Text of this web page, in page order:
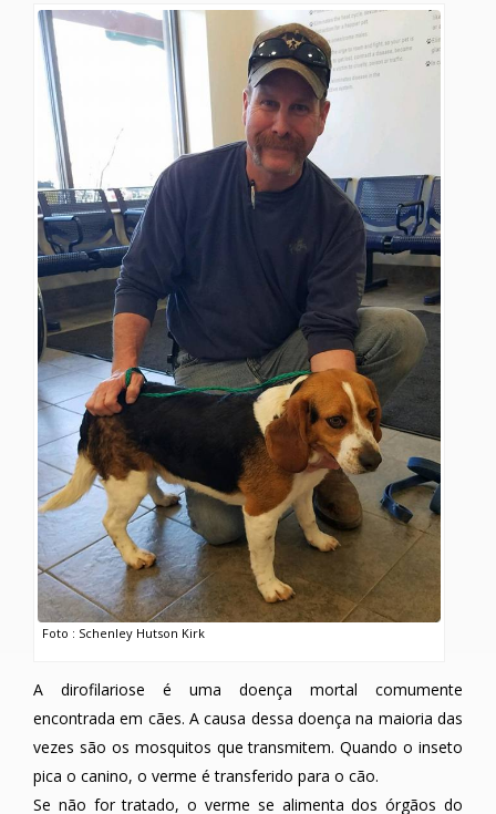
Foto : Schenley Hutson Kirk
A dirofilariose é uma doença mortal comumente
encontrada em cães. A causa dessa doença na maioria das
vezes são os mosquitos que transmitem. Quando o inseto
pica o canino, o verme é transferido para o cão.
Se não for tratado, o verme se alimenta dos órgãos do